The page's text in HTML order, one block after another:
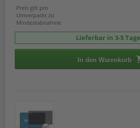
Preis gilt pro
Umverpackt zu
Mindestabnahme
Lieferbar in 3-5
In den Warenkorb